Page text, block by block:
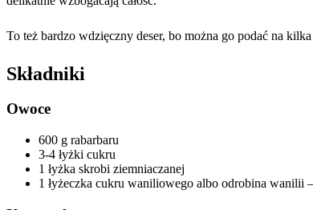
To też bardzo wdzięczny deser, bo można go podać na
Składniki
Owoce
600 g rabarbaru
3-4 łyżki cukru
1 łyżka skrobi ziemniaczanej
1 łyżeczka cukru waniliowego albo odrobina wanilii